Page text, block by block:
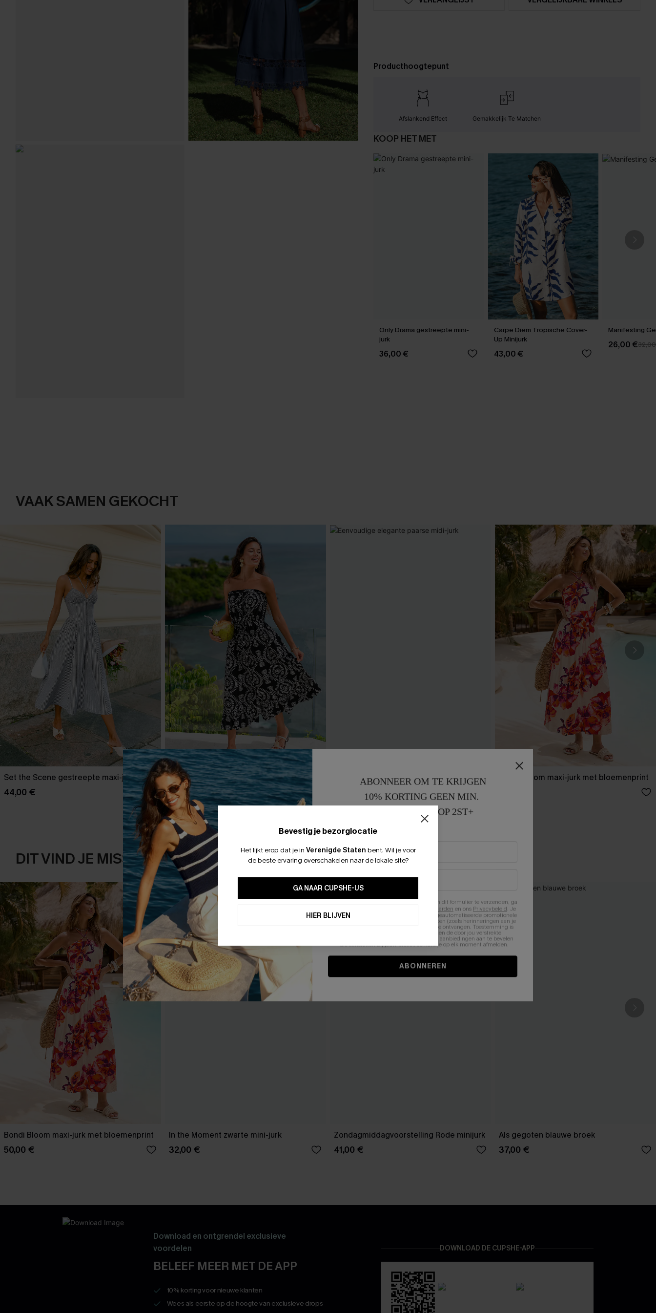
Producthoogtepunt
Afslankend Effect Gemakkelijk Te Matchen
KOOP HET MET
Only Drama gestreepte mini-
jurk
36,00 €
Carpe Diem Tropische Cover-
Up Minijurk
43,00 €
Manifesting
26,00 €
VAAK SAMEN GEKOCHT
Set the Scene gestreepte maxi-jurk
44,00 €
Nachtelijke sierlijke midi-jurk
41,00 €
Eenvoudige elegante paarse midi-jurk
44,00 €
Bondi Bloom maxi-jurk met bloemenprint
DIT VIND JE MISSCHIEN OOK LEUK
Bondi Bloom maxi-jurk met bloemenprint
50,00 €
In the Moment zwarte mini-jurk
32,00 €
Zondagmiddagvoorstelling Rode minijurk
41,00 €
Als gegoten blauwe broek
37,00 €
Download en ontgrendel exclusieve
voordelen
BELEEF MEER MET DE APP
10% korting voor nieuwe klanten
Wees als eerste op de hoogte van exclusieve drops
DOWNLOAD DE CUPSHE-APP
Bevestig je bezorglocatie
Het lijkt erop dat je in Verenigde Staten bent. Wil je voor
de beste ervaring overschakelen naar de lokale site?
GA NAAR CUPSHE-US
HIER BLIJVEN
ABONNEER OM TE KRIJGEN
10% KORTING GEEN MIN.
15% KORTING OP 2ST+
Door je contactgegevens in te vullen en dit formulier te verzenden, ga
Algemene Voorwaarden en ons Privacybeleid. Je
stemt er tevens mee in om herhaalde geautomatiseerde promotionele
en gepersonaliseerde marketingberichten (zoals herinneringen aan je
winkelwagen) en e-mails van Cupshe te ontvangen. Toestemming is
niet vereist voor een aankoop. We kunnen de door jou verstrekte
informatie gebruiken om producten en aanbiedingen aan te bevelen
die aansluiten bij jouw profiel. Je kunt je op elk moment afmelden.
ABONNEREN